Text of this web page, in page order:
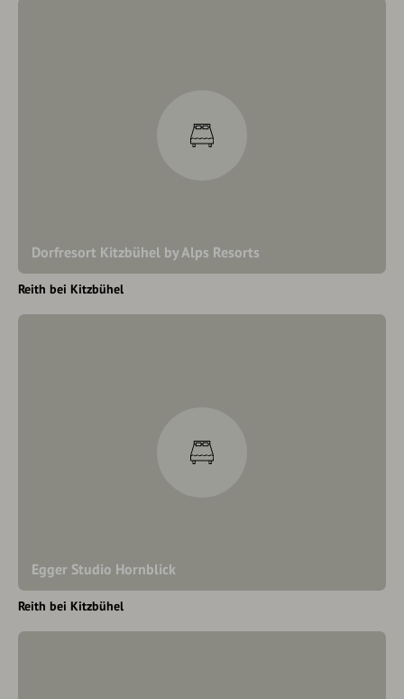
Dorfresort Kitzbühel by Alps Resorts
Reith bei Kitzbühel
Egger Studio Hornblick
Reith bei Kitzbühel